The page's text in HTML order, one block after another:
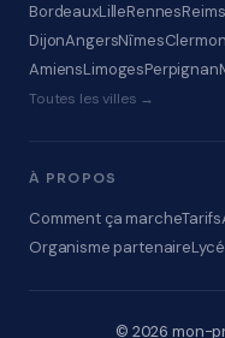
BordeauxLilleRennesReims
DijonAngersNîmes
AmiensLimogesPerpignan
Toutes les villes →
À PROPOS
Comment ça marcheTarifs
Organisme partenaire
© 2026 mon-